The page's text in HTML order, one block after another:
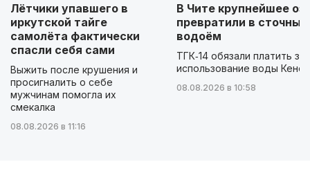
Лётчики упавшего в
иркутской тайге
самолёта фактически
спасли себя сами
Выжить после крушения и
просигналить о себе
мужчинам помогла их
смекалка
08.08.2026 в 11:16
В Чите крупнейшее
превратили в сточный
водоём
ТГК‑14 обязали платить за
использование воды
08.08.2026 в 10:58